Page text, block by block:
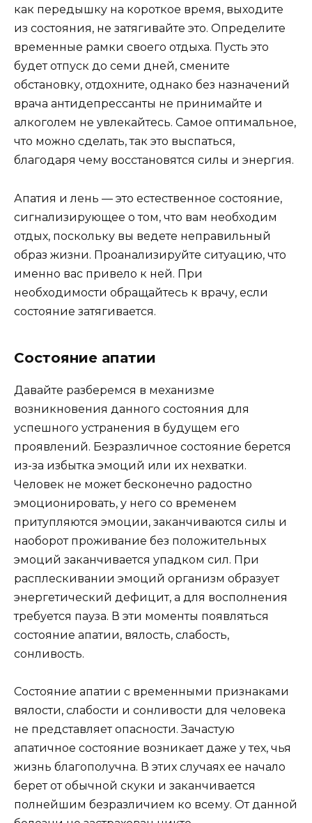
как передышку на короткое время, выходите
из состояния, не затягивайте это. Определите
временные рамки своего отдыха. Пусть это
будет отпуск до семи дней, смените
обстановку, отдохните, однако без назначений
врача антидепрессанты не принимайте и
алкоголем не увлекайтесь. Самое оптимальное,
что можно сделать, так это выспаться,
благодаря чему восстановятся силы и энергия.
Апатия и лень — это естественное состояние,
сигнализирующее о том, что вам необходим
отдых, поскольку вы ведете неправильный
образ жизни. Проанализируйте ситуацию, что
именно вас привело к ней. При
необходимости обращайтесь к врачу, если
состояние затягивается.
Состояние апатии
Давайте разберемся в механизме
возникновения данного состояния для
успешного устранения в будущем его
проявлений. Безразличное состояние берется
из-за избытка эмоций или их нехватки.
Человек не может бесконечно радостно
эмоционировать, у него со временем
притупляются эмоции, заканчиваются силы и
наоборот проживание без положительных
эмоций заканчивается упадком сил. При
расплескивании эмоций организм образует
энергетический дефицит, а для восполнения
требуется пауза. В эти моменты появляться
состояние апатии, вялость, слабость,
сонливость.
Состояние апатии с временными признаками
вялости, слабости и сонливости для человека
не представляет опасности. Зачастую
апатичное состояние возникает даже у тех, чья
жизнь благополучна. В этих случаях ее начало
берет от обычной скуки и заканчивается
полнейшим безразличием ко всему. От данной